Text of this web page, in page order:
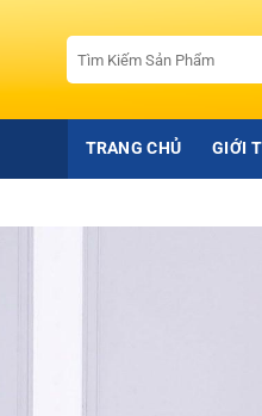
Tìm
kiếm:
TRANG CHỦ GIỚI